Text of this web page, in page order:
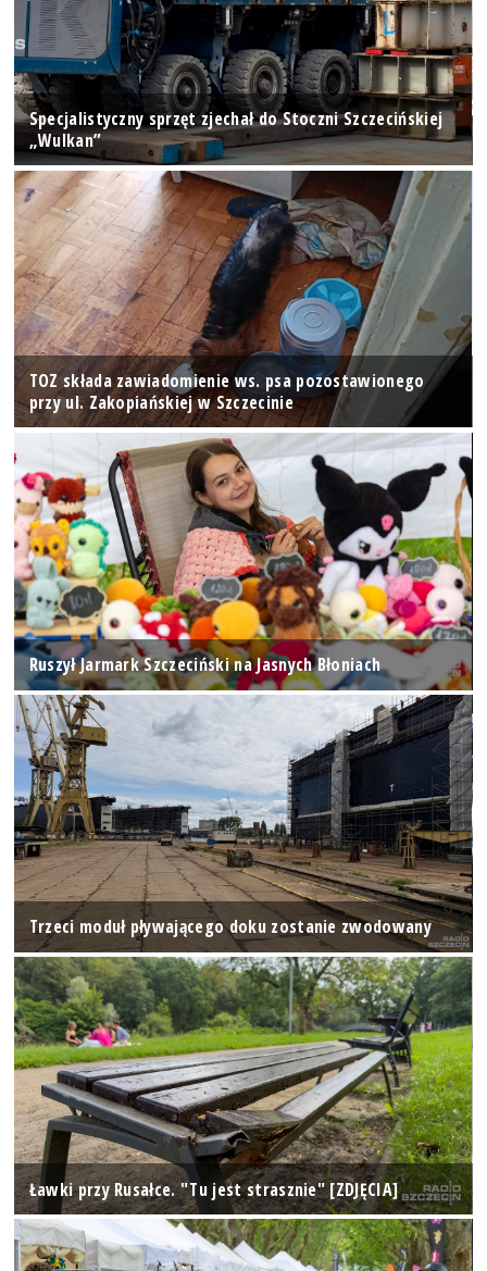
Specjalistyczny sprzęt zjechał do Stoczni Szczecińskiej
„Wulkan”
TOZ składa zawiadomienie ws. psa pozostawionego
przy ul. Zakopiańskiej w Szczecinie
Ruszył Jarmark Szczeciński na Jasnych Błoniach
Trzeci moduł pływającego doku zostanie zwodowany
Ławki przy Rusałce. "Tu jest strasznie" [ZDJĘCIA]